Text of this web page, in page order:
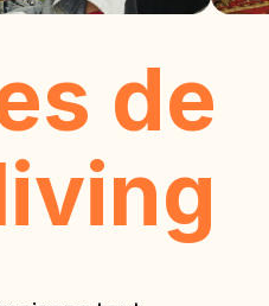
de